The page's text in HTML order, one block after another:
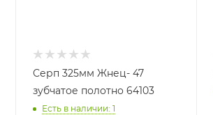
Серп 325мм Жнец- 47
зубчатое полотно 64103
Есть в наличии: 1